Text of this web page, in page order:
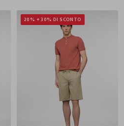
20% + 30% DI SCONTO